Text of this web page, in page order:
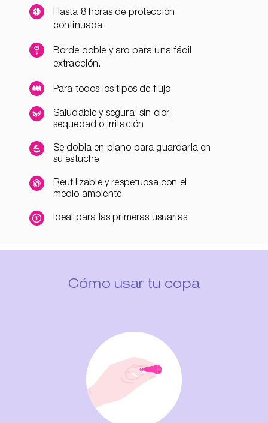
Hasta 8 horas de protección
continuada
Borde doble y aro para una fácil
extracción.
Para todos los tipos de flujo
Saludable y segura: sin olor,
sequedad o irritación
Se dobla en plano para guardarla en
su estuche
Reutilizable y respetuosa con el
medio ambiente
Ideal para las primeras usuarias
Cómo usar tu copa